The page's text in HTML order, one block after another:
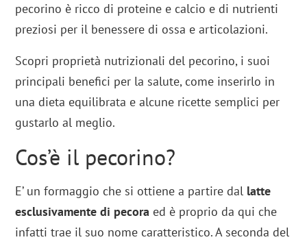
pecorino è ricco di proteine e calcio e di nutrienti
preziosi per il benessere di ossa e articolazioni.
Scopri proprietà nutrizionali del pecorino, i suoi
principali benefici per la salute, come inserirlo in
una dieta equilibrata e alcune ricette semplici per
gustarlo al meglio.
Cos’è il pecorino?
E’ un formaggio che si ottiene a partire dal latte
esclusivamente di pecora ed è proprio da qui che
infatti trae il suo nome caratteristico. A seconda del